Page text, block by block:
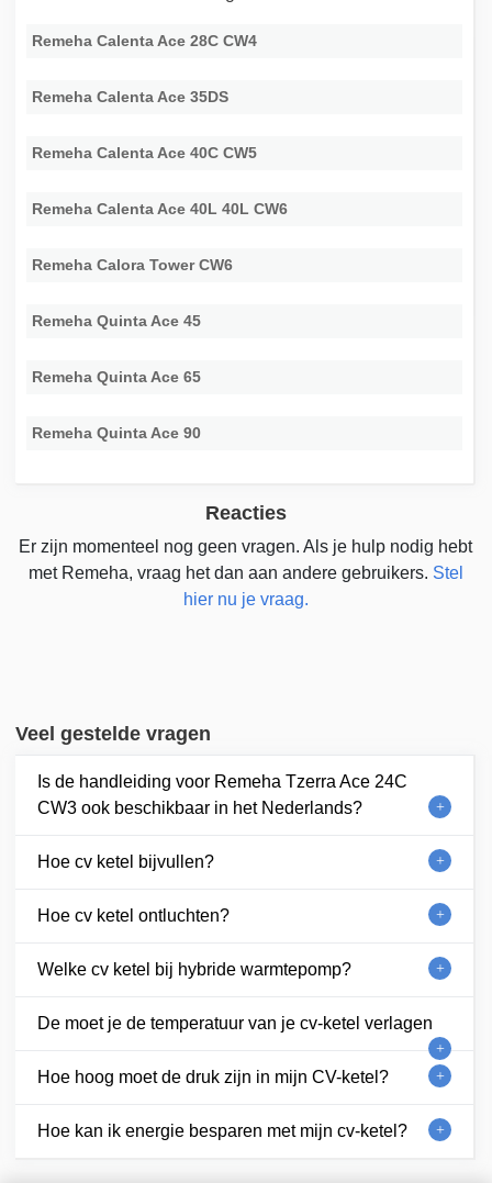
Remeha Calenta Ace 28C CW4
Remeha Calenta Ace 35DS
Remeha Calenta Ace 40C CW5
Remeha Calenta Ace 40L 40L CW6
Remeha Calora Tower CW6
Remeha Quinta Ace 45
Remeha Quinta Ace 65
Remeha Quinta Ace 90
Reacties
Er zijn momenteel nog geen vragen. Als je hulp nodig hebt
met Remeha, vraag het dan aan andere gebruikers. Stel
hier nu je vraag.
Veel gestelde vragen
Is de handleiding voor Remeha Tzerra Ace 24C
CW3 ook beschikbaar in het Nederlands?
Hoe cv ketel bijvullen?
Hoe cv ketel ontluchten?
Welke cv ketel bij hybride warmtepomp?
De moet je de temperatuur van je cv-ketel verlagen
Hoe hoog moet de druk zijn in mijn CV-ketel?
Hoe kan ik energie besparen met mijn cv-ketel?